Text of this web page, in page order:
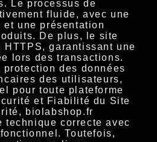
Le processus de
fluide, avec une
une présentation
De plus, le site
garantissant une
lors des transactions.
des données
des utilisateurs,
pour toute plateforme
et Fiabilité du Site
biolabshop.fr
technique correcte avec
Toutefois,